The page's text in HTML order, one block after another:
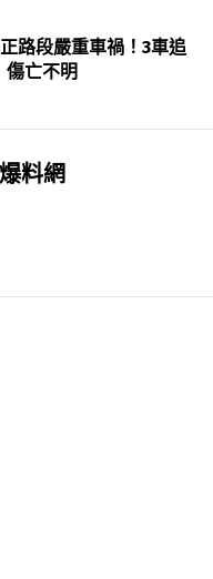
路段嚴重車禍！3車追
傷亡不明
料網